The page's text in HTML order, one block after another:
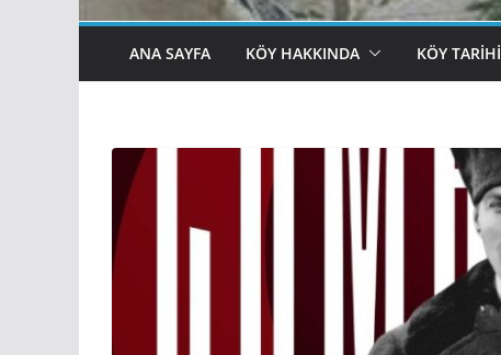
ANA SAYFA KÖY HAKKINDA KÖY TARIHI